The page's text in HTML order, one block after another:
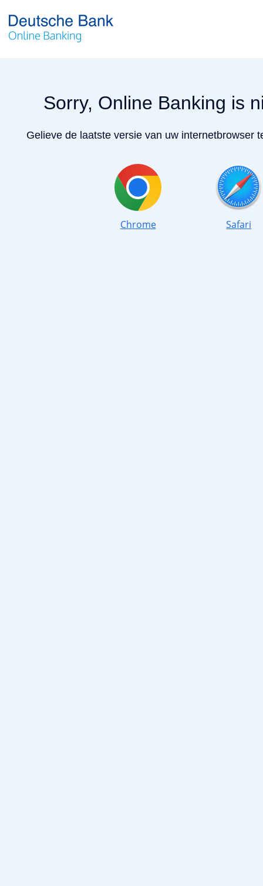
Sorry, Online Banking is
Gelieve de laatste versie van uw internetbrowser
Chrome Safari